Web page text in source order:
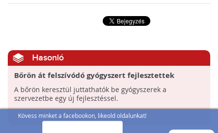
Kövess minket a facebookon, likeold oldalunkat!
Hasonló
Bőrön át felszívódó gyógyszert fejlesztettek
A bőrön keresztül juttathatók be gyógyszerek a
szervezetbe egy új fejlesztéssel.